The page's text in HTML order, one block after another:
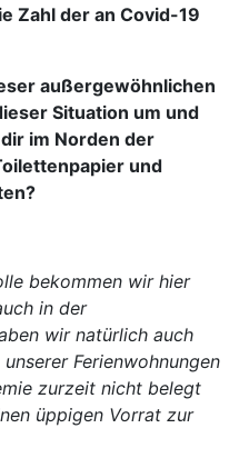
Zahl der an Covid-19
außergewöhnlichen
Situation um und
im Norden der
und
bekommen wir hier
in der
wir natürlich auch
Ferienwohnungen
zurzeit nicht belegt
üppigen Vorrat zur